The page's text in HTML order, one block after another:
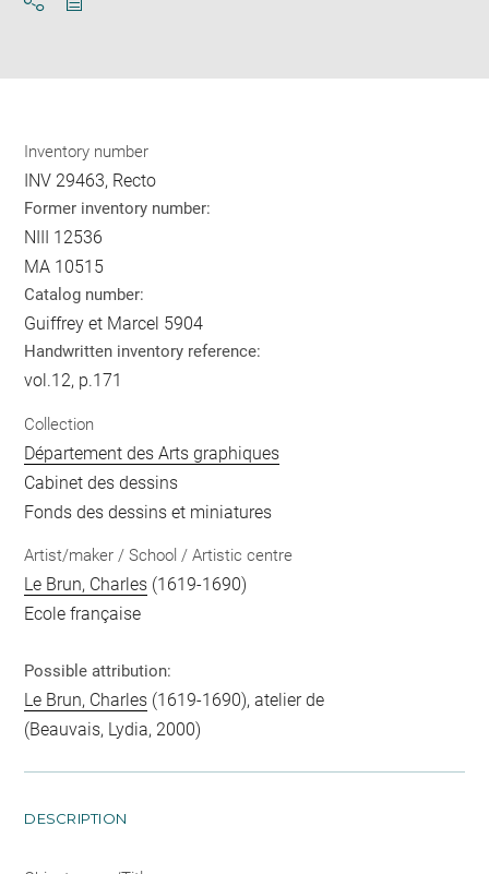
Inventory number
INV 29463, Recto
Former inventory number:
NIII 12536
MA 10515
Catalog number:
Guiffrey et Marcel 5904
Handwritten inventory reference:
vol.12, p.171
Collection
Département des Arts graphiques
Cabinet des dessins
Fonds des dessins et miniatures
Artist/maker / School / Artistic centre
Le Brun, Charles (1619-1690)
Ecole française
Possible attribution:
Le Brun, Charles (1619-1690), atelier de
(Beauvais, Lydia, 2000)
DESCRIPTION